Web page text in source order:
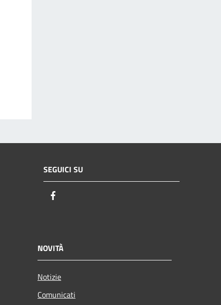
SEGUICI SU
NOVITÀ
Notizie
Comunicati